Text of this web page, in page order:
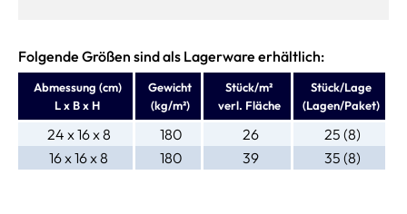
Folgende Größen sind als Lagerware erhältlich:
Abmessung (cm)
L x B x H
Gewicht
(kg/m²)
Stück/m²
verl. Fläche
Stück/Lage
(Lagen/Paket)
24 x 16 x 8 180 26
25 (8)
16 x 16 x 8
180 39 35 (8)